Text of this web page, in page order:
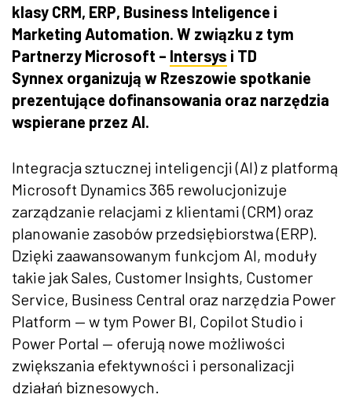
klasy CRM, ERP, Business Inteligence i
Marketing Automation. W związku z tym
Partnerzy Microsoft – Intersys i TD
Synnex organizują w Rzeszowie spotkanie
prezentujące dofinansowania oraz narzędzia
wspierane przez AI.
Integracja sztucznej inteligencji (AI) z platformą
Microsoft Dynamics 365 rewolucjonizuje
zarządzanie relacjami z klientami (CRM) oraz
planowanie zasobów przedsiębiorstwa (ERP).
Dzięki zaawansowanym funkcjom AI, moduły
takie jak Sales, Customer Insights, Customer
Service, Business Central oraz narzędzia Power
Platform — w tym Power BI, Copilot Studio i
Power Portal — oferują nowe możliwości
zwiększania efektywności i personalizacji
działań biznesowych.